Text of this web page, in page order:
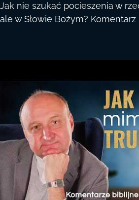
Jak nie szukać pocieszenia w
ale w Słowie Bożym?